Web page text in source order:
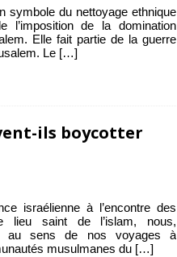
symbole du nettoyage ethnique
de la domination
Elle fait partie de la guerre
Le […]
ils boycotter
israélienne à l’encontre des
lieu saint de l’islam, nous,
au sens de nos voyages à
musulmanes du […]